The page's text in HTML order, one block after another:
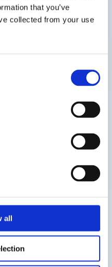
that you’ve
collected from your use
all
este
todos ellos están
uso gratuito.
mi país